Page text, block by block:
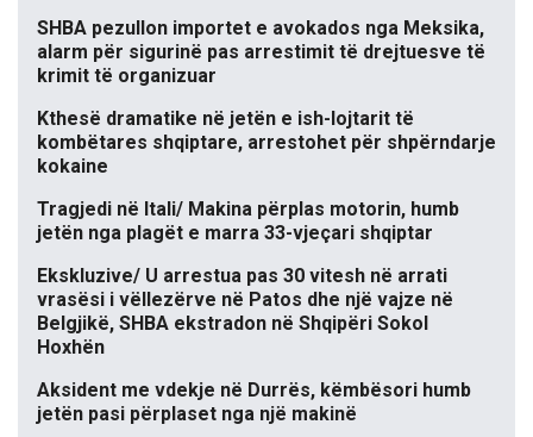
SHBA pezullon importet e avokados nga Meksika,
alarm për sigurinë pas arrestimit të drejtuesve të
krimit të organizuar
Kthesë dramatike në jetën e ish-lojtarit të
kombëtares shqiptare, arrestohet për shpërndarje
kokaine
Tragjedi në Itali/ Makina përplas motorin, humb
jetën nga plagët e marra 33-vjeçari shqiptar
Ekskluzive/ U arrestua pas 30 vitesh në arrati
vrasësi i vëllezërve në Patos dhe një vajze në
Belgjikë, SHBA ekstradon në Shqipëri Sokol
Hoxhën
Aksident me vdekje në Durrës, këmbësori humb
jetën pasi përplaset nga një makinë